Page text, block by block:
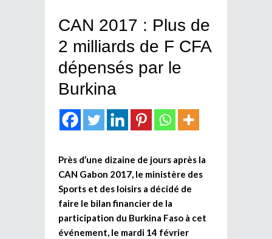
CAN 2017 : Plus de
2 milliards de F CFA
dépensés par le
Burkina
Près d’une dizaine de jours après la
CAN Gabon 2017, le ministère des
Sports et des loisirs a décidé de
faire le bilan financier de la
participation du Burkina Faso à cet
événement, le mardi 14 février